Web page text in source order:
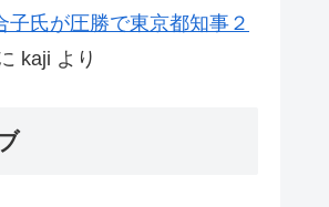
子氏が圧勝で東京都知事２
kaji より